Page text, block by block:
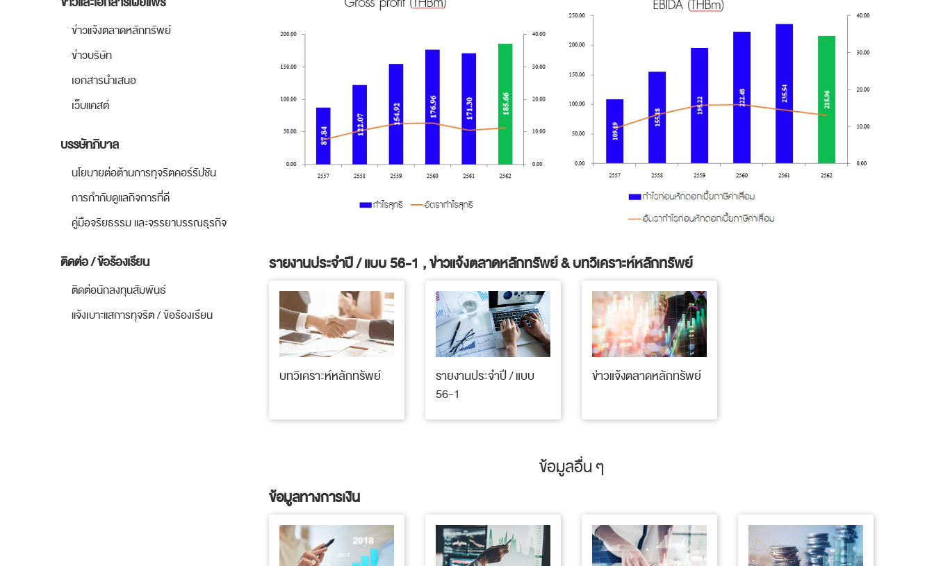
ข่าวแจ้งตลาดหลักทรัพย์
ข่าวบริษัท
เอกสารนำเสนอ
เว็บแคสต์
บรรษัทภิบาล
นโยบายต่อต้านการทุจริตคอร์รัปชัน
การกำกับดูแลกิจการที่ดี
คู่มือจริยธรรม และจรรยาบรรณธุรกิจ
ติดต่อ / ข้อร้องเรียน
ติดต่อนักลงทุนสัมพันธ์
แจ้งเบาะแสการทุจริต / ข้อร้องเรียน
รายงานประจำปี / แบบ 56-1 , ข่าวแจ้งตลาดหลักทรัพย์ & บทวิเคราะห์หลักทรัพย์
บทวิเคราะห์หลักทรัพย์
รายงานประจำปี / แบบ
56-1
ข่าวแจ้งตลาดหลักทรัพย์
ข้อมูลอื่น ๆ
ข้อมูลทางการเงิน